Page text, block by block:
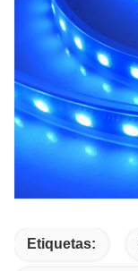
Etiquetas: